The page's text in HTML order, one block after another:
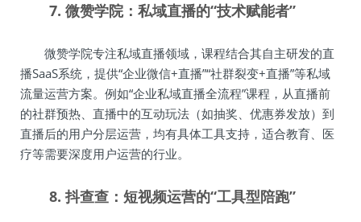
7. 微赞学院：私域直播的“技术赋能者”
微赞学院专注私域直播领域，课程结合其自主研发的直
播SaaS系统，提供“企业微信+直播”“社群裂变+直播”等私域
流量运营方案。例如“企业私域直播全流程”课程，从直播前
的社群预热、直播中的互动玩法（如抽奖、优惠券发放）到
直播后的用户分层运营，均有具体工具支持，适合教育、医
疗等需要深度用户运营的行业。
8. 抖查查：短视频运营的“工具型陪跑”